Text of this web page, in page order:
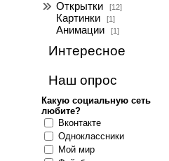
Открытки [12]
Картинки [1]
Анимации [1]
Интересное
Наш опрос
Какую социальную сеть
любите?
Вконтакте
Одноклассники
Мой мир